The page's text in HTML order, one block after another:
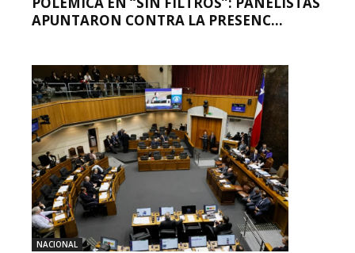
APUNTARON CONTRA LA PRESENC...
NACIONAL